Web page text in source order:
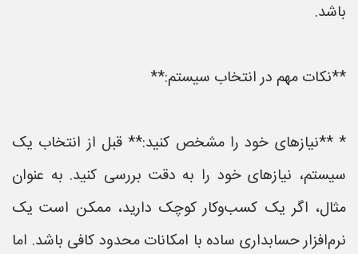
باشد.
**نکات مهم در انتخاب سیستم:**
* **نیازهای خود را مشخص کنید:** قبل از انتخاب یک
سیستم، نیازهای خود را به دقت بررسی کنید. به عنوان
مثال، اگر یک کسب‌وکار کوچک دارید، ممکن است یک
نرم‌افزار حسابداری ساده با امکانات محدود کافی باشد. اما